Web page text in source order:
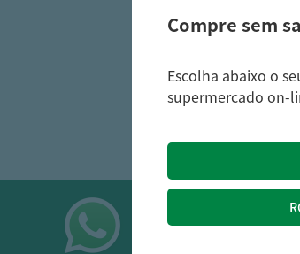
OFERTAS NO
Siga nossos canais
Compre sem
Escolha abaixo o
supermercado on-